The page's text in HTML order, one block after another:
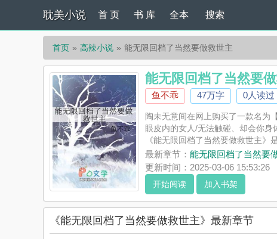
耽美小说 首 页 书 库 全本 搜索
首页 高辣小说 能无限回档了当然要做救世主
能无限回档了当然要
鱼不乖 47万字 0人读过
陶未无意间在网上购买了一款名为
眼皮内的女人/无法触碰、却会你身
《能无限回档了当然要做救世主
限回档了当然要做救世主评论，并
最新章节： 能无限回档了当然要
更新时间：2025-03-06 15:53:26
开始阅读 加入书架
《能无限回档了当然要做救世主》最新章节